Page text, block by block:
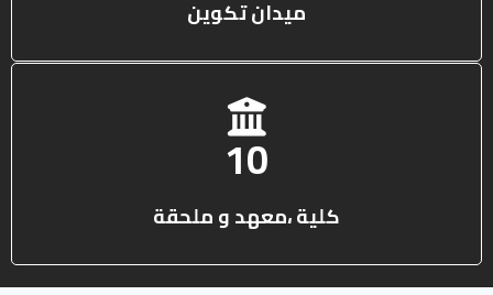
ميدان تكوين
10
كلية ،معهد و ملحقة